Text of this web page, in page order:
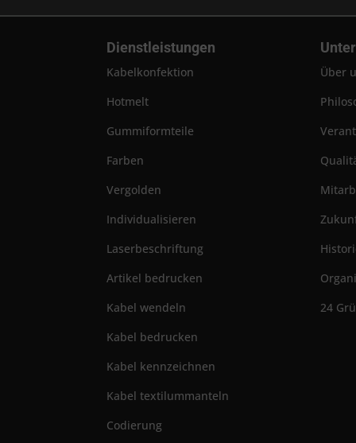
Dienstleistungen
Kabelkonfektion
Hotmelt
Gummiformteile
Farben
Vergolden
Individualisieren
Laserbeschriftung
Artikel bedrucken
Kabel wendeln
Kabel bedrucken
Kabel kennzeichnen
Kabel textilummanteln
Codierung
Über
24